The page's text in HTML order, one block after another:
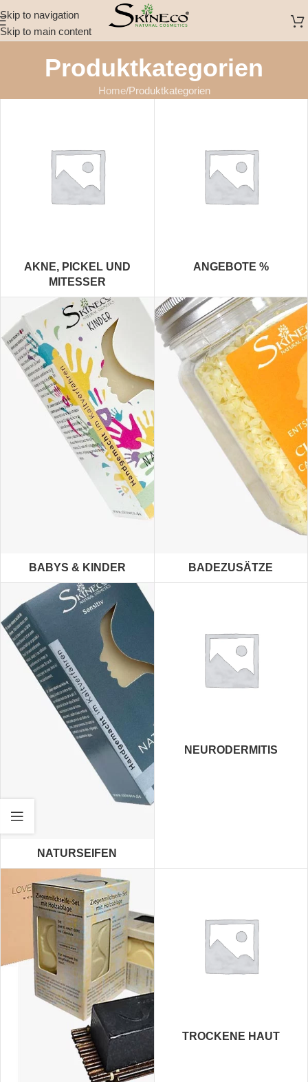
Skip to navigation
Skip to main content
Produktkategorien
Home Produktkategorien
AKNE, PICKEL UND
MITESSER
ANGEBOTE %
BABYS & KINDER BADEZUSÄTZE
NATURSEIFEN
NEURODERMITIS
TROCKENE HAUT